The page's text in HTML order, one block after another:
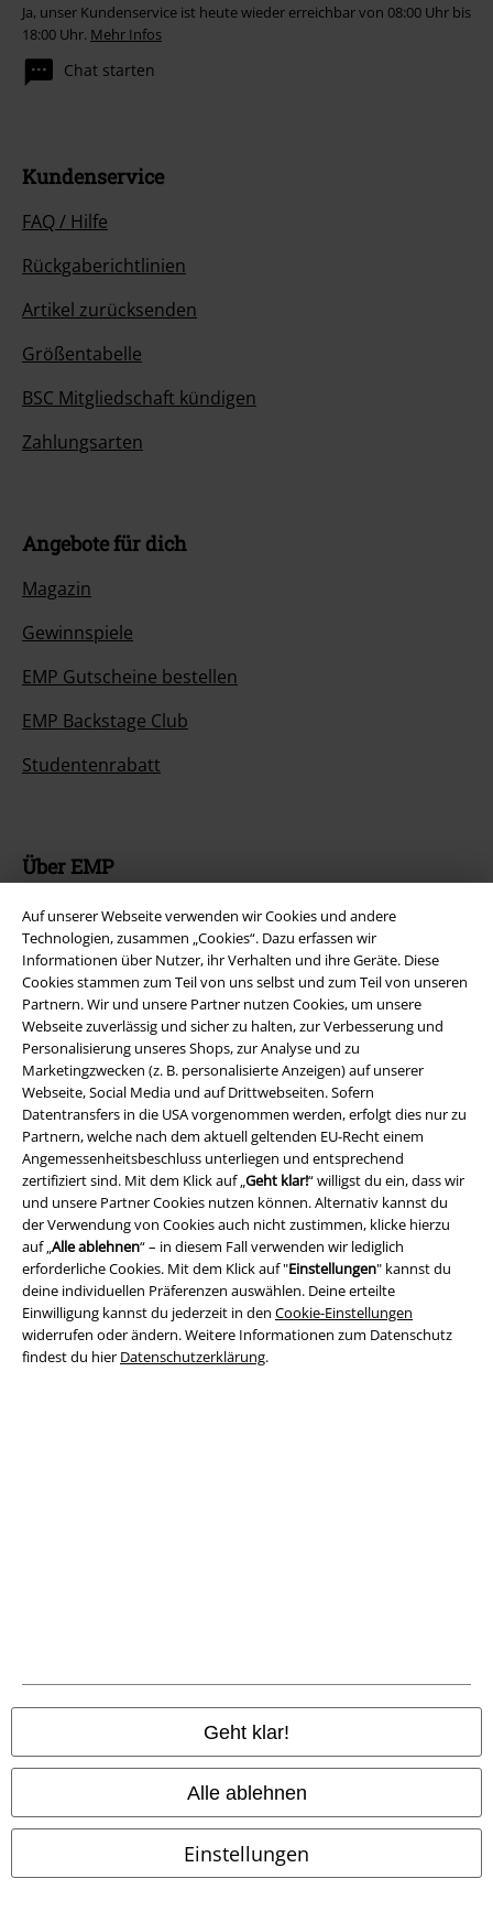
Auf unserer Webseite verwenden wir Cookies und andere
Technologien, zusammen „Cookies“. Dazu erfassen wir
Informationen über Nutzer, ihr Verhalten und ihre Geräte. Diese
Cookies stammen zum Teil von uns selbst und zum Teil von unseren
Partnern. Wir und unsere Partner nutzen Cookies, um unsere
Webseite zuverlässig und sicher zu halten, zur Verbesserung und
Personalisierung unseres Shops, zur Analyse und zu
Marketingzwecken (z. B. personalisierte Anzeigen) auf unserer
Webseite, Social Media und auf Drittwebseiten. Sofern
Datentransfers in die USA vorgenommen werden, erfolgt dies nur zu
Partnern, welche nach dem aktuell geltenden EU-Recht einem
Angemessenheitsbeschluss unterliegen und entsprechend
zertifiziert sind. Mit dem Klick auf „Geht klar!“ willigst du ein, dass wir
und unsere Partner Cookies nutzen können. Alternativ kannst du
der Verwendung von Cookies auch nicht zustimmen, klicke hierzu
auf „Alle ablehnen“ – in diesem Fall verwenden wir lediglich
erforderliche Cookies. Mit dem Klick auf "Einstellungen" kannst du
deine individuellen Präferenzen auswählen. Deine erteilte
Einwilligung kannst du jederzeit in den Cookie-Einstellungen
widerrufen oder ändern. Weitere Informationen zum Datenschutz
findest du hier Datenschutzerklärung.
Geht klar!
Alle ablehnen
Einstellungen
Ja, unser Kundenservice ist heute wieder erreichbar von 08:00 Uhr bis
18:00 Uhr. Mehr Infos
Chat starten
Kundenservice
FAQ / Hilfe
Rückgaberichtlinien
Artikel zurücksenden
Größentabelle
BSC Mitgliedschaft kündigen
Zahlungsarten
Angebote für dich
Magazin
Gewinnspiele
EMP Gutscheine bestellen
EMP Backstage Club
Studentenrabatt
Über EMP
EMP Events
Partnerprogramm
EMP Stores
Nachhaltigkeit
Jobs bei EMP
Community
Nachnahme
Versender